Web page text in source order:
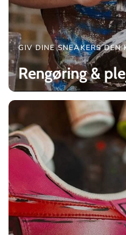
GIV DINE SNEAKERS
Rengøring &